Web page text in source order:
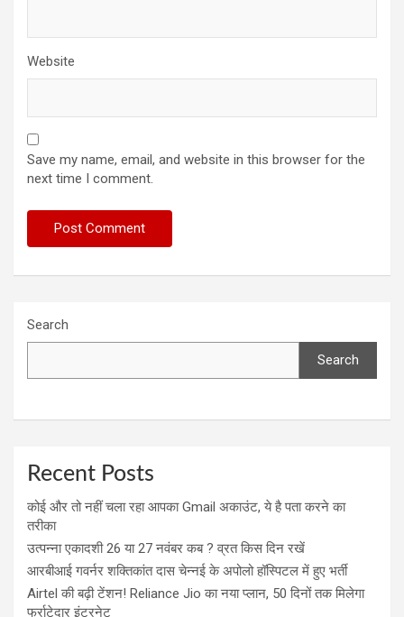
Website
Save my name, email, and website in this browser for the
next time I comment.
Search
Search
Recent Posts
कोई और तो नहीं चला रहा आपका Gmail अकाउंट, ये है पता करने का
तरीका
उत्पन्ना एकादशी 26 या 27 नवंबर कब ? व्रत किस दिन रखें
आरबीआई गवर्नर शक्तिकांत दास चेन्नई के अपोलो हॉस्पिटल में हुए भर्ती
Airtel की बढ़ी टेंशन! Reliance Jio का नया प्लान, 50 दिनों तक मिलेगा
फर्राटेदार इंटरनेट